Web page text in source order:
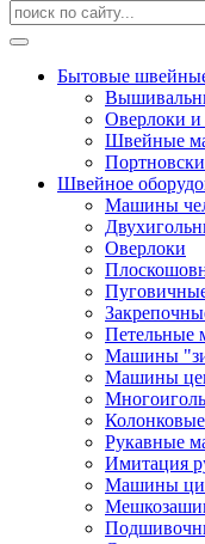
Бытовые
Оверлоки
Швейные
Швейное
Машины
Оверлоки
Петельные
Машины
Машины
Рукавные
Имитация
Машины